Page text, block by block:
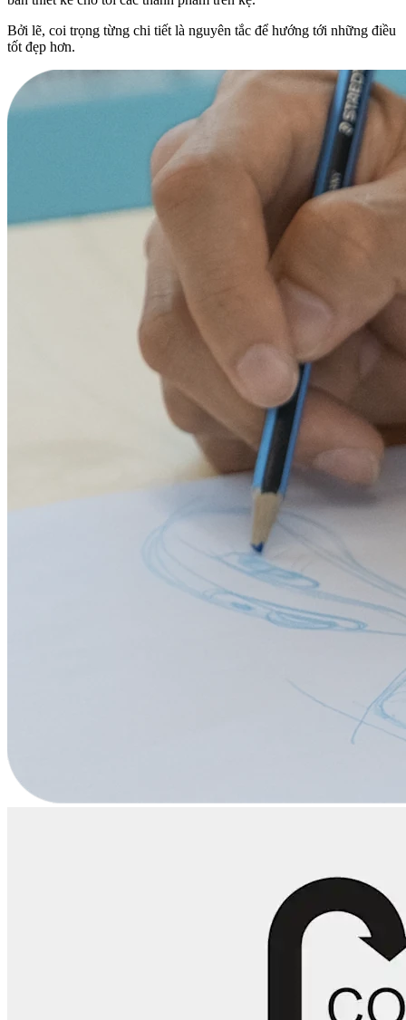
Bởi lẽ, coi trọng từng chi tiết là nguyên tắc để hướng tới những điều
tốt đẹp hơn.